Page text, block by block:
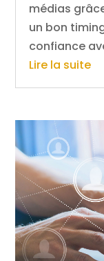
médias
un bon
confiance
Lire la suite